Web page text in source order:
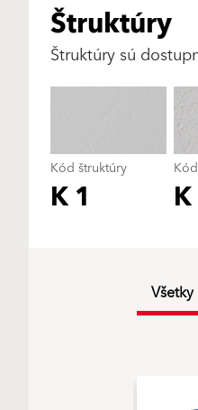
Štruktúry
Štruktúry sú
Kód štruktúry
K 1